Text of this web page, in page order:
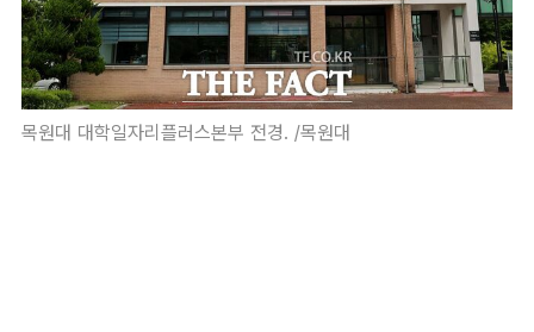
목원대 대학일자리플러스본부 전경. /목원대